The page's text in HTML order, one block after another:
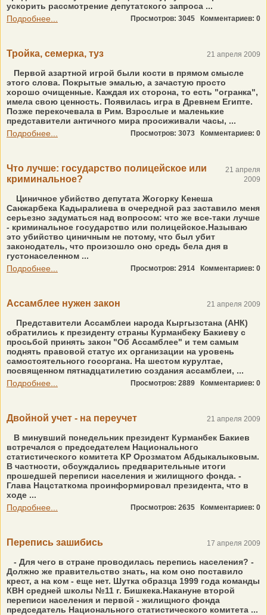
ускорить рассмотрение депутатского запроса ...
Подробнее...
Просмотров: 3045 Комментариев: 0
Тройка, семерка, туз 21 апреля 2009
Первой азартной игрой были кости в прямом смысле
этого слова. Покрытые эмалью, а зачастую просто
хорошо очищенные. Каждая их сторона, то есть "огранка",
имела свою ценность. Появилась игра в Древнем Египте.
Позже перекочевала в Рим. Взрослые и маленькие
представители античного мира просиживали часы, ...
Подробнее...
Просмотров: 3073 Комментариев: 0
Что лучше: государство полицейское или
криминальное?
21 апреля
2009
Циничное убийство депутата Жогорку Кенеша
Санжарбека Кадыралиева в очередной раз заставило меня
серьезно задуматься над вопросом: что же все-таки лучше
- криминальное государство или полицейское.Называю
это убийство циничным не потому, что был убит
законодатель, что произошло оно средь бела дня в
густонаселенном ...
Подробнее...
Просмотров: 2914 Комментариев: 0
Ассамблее нужен закон 21 апреля 2009
Представители Ассамблеи народа Кыргызстана (АНК)
обратились к президенту страны Курманбеку Бакиеву с
просьбой принять закон "Об Ассамблее" и тем самым
поднять правовой статус их организации на уровень
самостоятельного госоргана. На шестом курултае,
посвященном пятнадцатилетию создания ассамблеи, ...
Подробнее...
Просмотров: 2889 Комментариев: 0
Двойной учет - на переучет 21 апреля 2009
В минувший понедельник президент Курманбек Бакиев
встречался с председателем Национального
статистического комитета КР Орозматом Абдыкалыковым.
В частности, обсуждались предварительные итоги
прошедшей переписи населения и жилищного фонда. -
Глава Нацстаткома проинформировал президента, что в
ходе ...
Подробнее...
Просмотров: 2635 Комментариев: 0
Перепись зашибись 17 апреля 2009
- Для чего в стране проводилась перепись населения? -
Должно же правительство знать, на ком оно поставило
крест, а на ком - еще нет. Шутка образца 1999 года команды
КВН средней школы №11 г. Бишкека.Накануне второй
переписи населения и первой - жилищного фонда
председатель Национального статистического комитета ...